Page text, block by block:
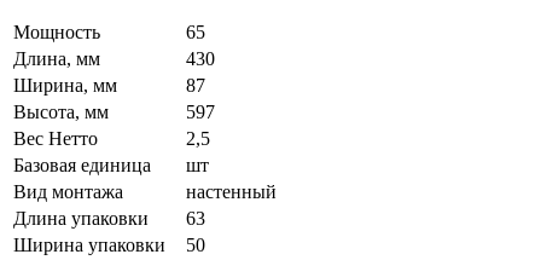
Мощность
65
Длина, мм
430
Ширина, мм
87
Высота, мм
597
Вес Нетто
2,5
Базовая единица
шт
Вид монтажа
настенный
Длина упаковки
63
Ширина упаковки
50